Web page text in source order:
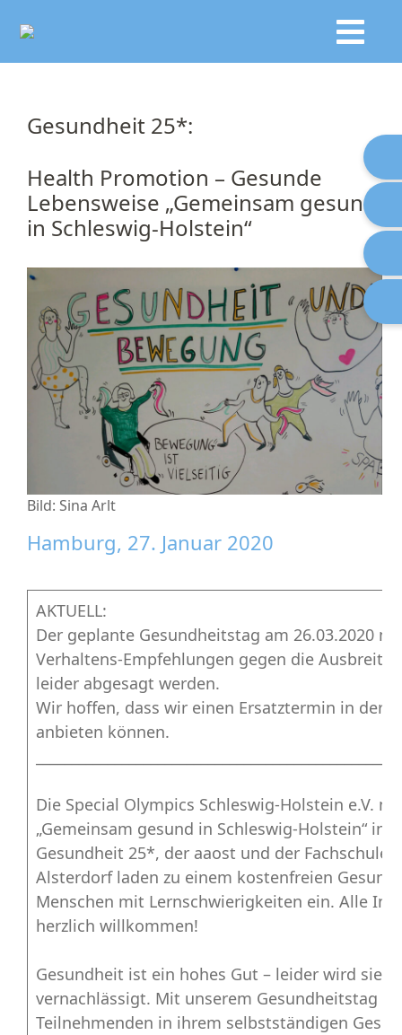
Gesundheit 25*:
Health Promotion – Gesunde
Lebensweise „Gemeinsam gesund
in Schleswig-Holstein“
Bild: Sina Arlt
Hamburg, 27. Januar 2020
AKTUELL:
Der geplante Gesundheitstag am 26.03.2020
Verhaltens-Empfehlungen gegen die
leider abgesagt werden.
Wir hoffen, dass wir einen Ersatztermin in der
anbieten können.
Die Special Olympics Schleswig-Holstein e.V.
„Gemeinsam gesund in Schleswig-Holstein“ in
Gesundheit 25*, der aaost und der Fachschule
Alsterdorf laden zu einem kostenfreien
Menschen mit Lernschwierigkeiten ein. Alle
herzlich willkommen!
Gesundheit ist ein hohes Gut – leider wird sie
vernachlässigt. Mit unserem Gesundheitstag
Teilnehmenden in ihrem selbstständigen